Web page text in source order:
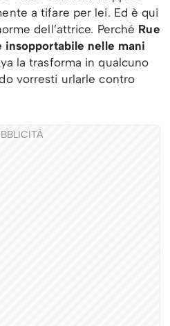
a tifare per lei. Ed è qui
dell’attrice. Perché Rue
insopportabile nelle mani
la trasforma in qualcuno
vorresti urlarle contro